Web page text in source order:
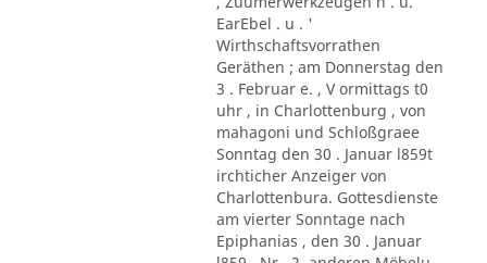
EarEbel . u . '
Wirthschaftsvorrathen
Geräthen ; am Donnerstag den
3 . Februar e. , V ormittags t0
uhr , in Charlottenburg , von
mahagoni und Schloßgraee
Sonntag den 30 . Januar l859t
irchticher Anzeiger von
Charlottenbura. Gottesdienste
am vierter Sonntage nach
Epiphanias , den 30 . Januar